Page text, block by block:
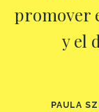
promover
y el
PAULA